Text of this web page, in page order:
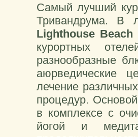
Самый лучший
Тривандрума. В
Lighthouse Beach
курортных
разнообразные
аюрведические
лечение
процедур.
в комплексе с
йогой и